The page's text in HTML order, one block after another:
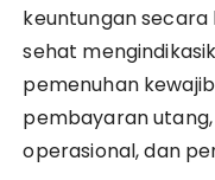
keuntungan secara
sehat
pemenuhan
pembayaran
operasional, dan